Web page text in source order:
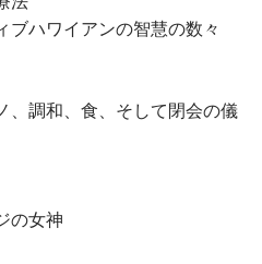
ハワイアンの智慧の数々
調和、食、そして閉会の儀
の女神